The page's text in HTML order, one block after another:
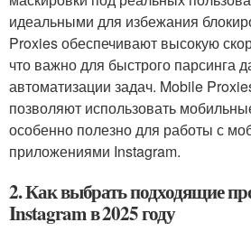
идеальными для избежания
Proxies обеспечивают высокую
что важно для быстрого парсинга
автоматизации задач. Mobile
позволяют использовать
особенно полезно для работы с
приложениями Instagram.
2. Как выбрать подходящие
Instagram в 2025 году